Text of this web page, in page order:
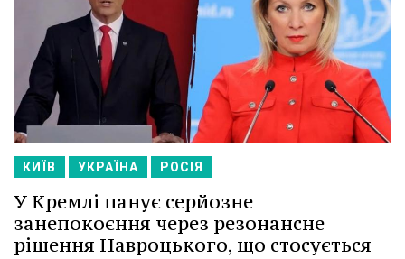
КИЇВ УКРАЇНА РОСІЯ
У Кремлі панує серйозне
занепокоєння через резонансне
рішення Навроцького, що стосується